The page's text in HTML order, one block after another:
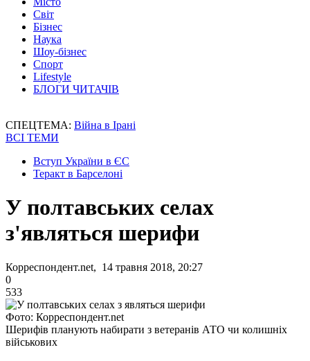
Світ
Бізнес
Наука
Шоу-бізнес
Спорт
Lifestyle
БЛОГИ ЧИТАЧІВ
СПЕЦТЕМА: Війна в Ірані
ВСІ ТЕМИ
Вступ України в ЄС
Теракт в Барселоні
У полтавських селах
з'являться шерифи
Корреспондент.net, 14 травня 2018, 20:27
0
533
Фото: Корреспондент.net
Шерифів планують набирати з ветеранів АТО чи колишніх
військових